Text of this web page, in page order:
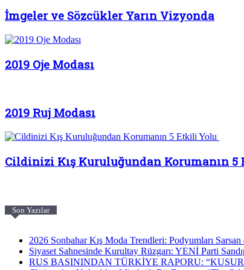
İmgeler ve Sözcükler Yarın Vizyonda
2019 Oje Modası
2019 Ruj Modası
Cildinizi Kış Kuruluğundan Korumanın
Son Yazılar
2026 Sonbahar Kış Moda Trendleri: Podyumları
Siyaset Sahnesinde Kurultay Rüzgarı: YENİ Parti
RUS BASININDAN TÜRKİYE RAPORU: